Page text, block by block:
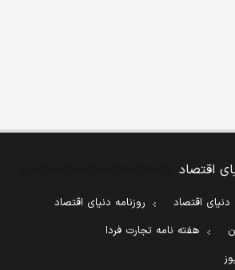
اقتصاد
اقتصاد
روزنامه دنیای اقتصاد
هفته نامه تجارت فردا